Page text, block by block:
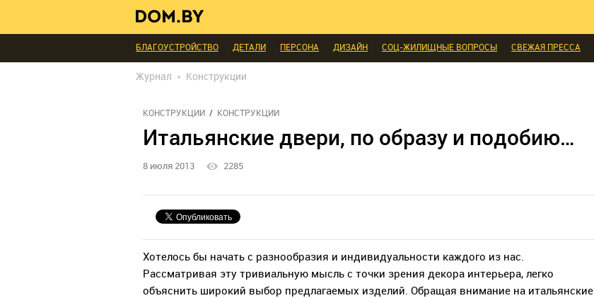
ИНТЕРЬЕР КАК НА КАРТИНКЕ
БЛАГОУСТРОЙСТВО
ДЕТАЛИ ПЕРСОНА ДИЗАЙН СОЦ-ЖИЛИЩНЫЕ ВОПРОСЫ СВЕЖАЯ ПРЕССА
Журнал Конструкции
КОНСТРУКЦИИ КОНСТРУКЦИИ
Итальянские двери, по образу и подобию…
8 июля 2013 2285
Хотелось бы начать с разнообразия и индивидуальности каждого из нас.
Рассматривая эту тривиальную мысль с точки зрения декора интерьера, легко
объяснить широкий выбор предлагаемых изделий. Обращая внимание на итальянские